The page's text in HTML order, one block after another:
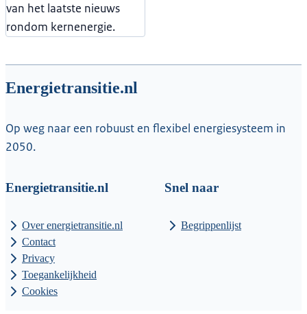
van het laatste nieuws
rondom kernenergie.
Energietransitie.nl
Op weg naar een robuust en flexibel energiesysteem in
2050.
Energietransitie.nl
Over energietransitie.nl
Contact
Privacy
Toegankelijkheid
Cookies
Snel naar
Begrippenlijst